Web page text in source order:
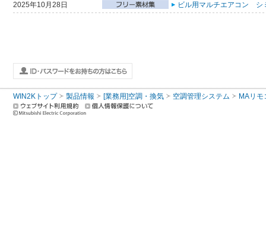
2025年10月28日
ビル用マルチエアコン シ
WIN2Kトップ 製品情報 [業務用]空調・換気 空調管理システム MAリモ